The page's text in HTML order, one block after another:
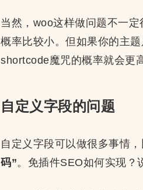
当然，woo这样做问题不一
概率比较小。但如果你的主
shortcode魔咒的概率就会更高
自定义字段的问题
自定义字段可以做很多事情
码”。免插件SEO如何实现？